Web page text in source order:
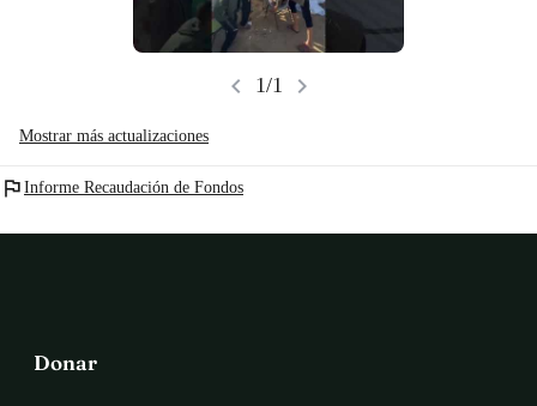
chevron_left 1/1 chevron_right
Mostrar más actualizaciones
flag Informe Recaudación de Fondos
Donar